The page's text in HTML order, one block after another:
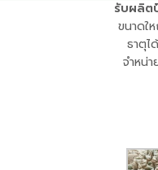
รับผลิต
ขนาดใ
ธาตุ
จำหน่